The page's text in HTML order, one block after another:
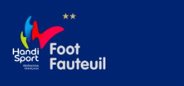
contenu